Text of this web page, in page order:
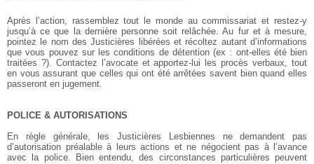
Après l’action, rassemblez tout le monde au commissariat et restez-y
jusqu’à ce que la dernière personne soit relâchée. Au fur et à mesure,
pointez le nom des Justicières libérées et récoltez autant d’informations
que vous pouvez sur les conditions de détention (ex : ont-elles été bien
traitées ?). Contactez l’avocate et apportez-lui les procès verbaux, tout
en vous assurant que celles qui ont été arrêtées savent bien quand elles
passeront en jugement.
POLICE & AUTORISATIONS
En règle générale, les Justicières Lesbiennes ne demandent pas
d’autorisation préalable à leurs actions et ne négocient pas à l’avance
avec la police. Bien entendu, des circonstances particulières peuvent